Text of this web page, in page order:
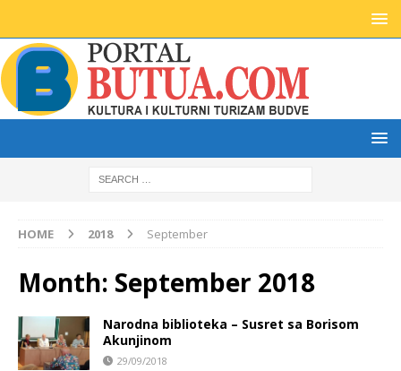
HOME 2018 September
Month: September 2018
Narodna biblioteka – Susret sa Borisom
Akunjinom
29/09/2018